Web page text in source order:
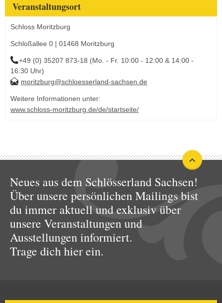
Veranstaltungsort
Schloss Moritzburg
Schloßallee 0 | 01468 Moritzburg
+49 (0) 35207 873-18 (Mo. - Fr. 10:00 - 12:00 & 14:00 -
16:30 Uhr)
moritzburg@schloesserland-sachsen.de
Weitere Informationen unter:
www.schloss-moritzburg.de/de/startseite/
Neues aus dem Schlösserland Sachsen!
Über unsere persönlichen Mailings bist
du immer aktuell und exklusiv über
unsere Veranstaltungen und
Ausstellungen informiert.
Trage dich hier ein.